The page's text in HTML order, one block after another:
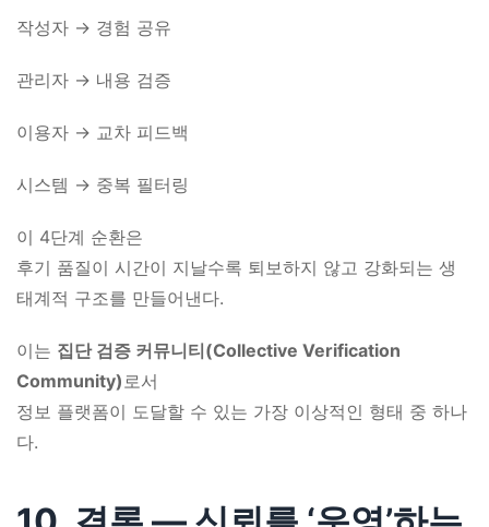
작성자 → 경험 공유
관리자 → 내용 검증
이용자 → 교차 피드백
시스템 → 중복 필터링
이 4단계 순환은
후기 품질이 시간이 지날수록 퇴보하지 않고 강화되는 생
태계적 구조를 만들어낸다.
이는 집단 검증 커뮤니티(Collective Verification
Community)로서
정보 플랫폼이 도달할 수 있는 가장 이상적인 형태 중 하나
다.